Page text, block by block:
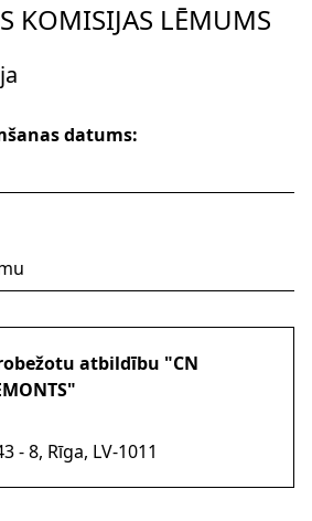
KOMISIJAS LĒMUMS
datums:
atbildību "CN
- 8, Rīga, LV-1011